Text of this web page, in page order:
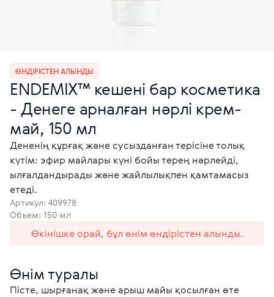
ӨНДІРІСТЕН АЛЫНДЫ
ENDEMIX™ кешені бар косметика
- Денеге арналған нәрлі крем-
май, 150 мл
Дененің құрғақ және сусызданған терісіне толық
күтім: эфир майлары күні бойы терең нәрлейді,
ылғалдандырады және жайлылықпен қамтамасыз
етеді.
Артикул: 409978
Объем: 150 мл
Өкінішке орай, бұл өнім өндірістен алынды.
Өнім туралы
Пісте, шырғанақ және арыш майы қосылған өте